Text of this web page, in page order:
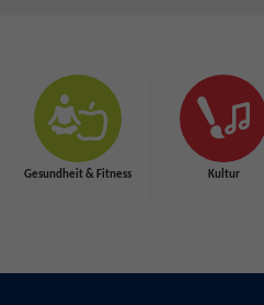
Gesundheit & Fitness Kultur